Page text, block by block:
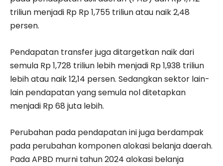
triliun menjadi Rp Rp 1,755 triliun atau naik 2,48
persen.
Pendapatan transfer juga ditargetkan naik dari
semula Rp 1,728 triliun lebih menjadi Rp 1,938 triliun
lebih atau naik 12,14 persen. Sedangkan sektor lain-
lain pendapatan yang semula nol ditetapkan
menjadi Rp 68 juta lebih.
Perubahan pada pendapatan ini juga berdampak
pada perubahan komponen alokasi belanja daerah.
Pada APBD murni tahun 2024 alokasi belanja